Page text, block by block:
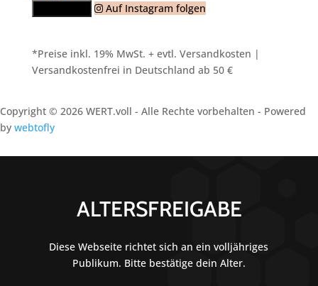
Auf Instagram folgen
*Preise inkl. 19% MwSt. + evtl. Versandkosten |
Versandkostenfrei in Deutschland ab 50 €
Copyright © 2026 WERT.voll - Alle Rechte vorbehalten - Powered
by webtofly
ALTERSFREIGABE
Diese Webseite richtet sich an ein volljähriges
Publikum. Bitte bestätige dein Alter.